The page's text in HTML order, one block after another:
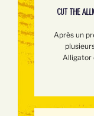
CUT THE
Après un
Alligator